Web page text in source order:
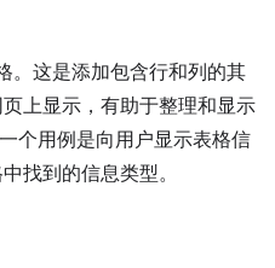
。这是添加包含行和列的其
上显示，有助于整理和显示
个用例是向用户显示表格信
找到的信息类型。